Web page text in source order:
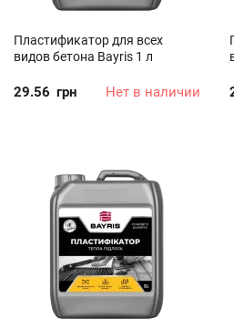
Пластификатор для всех
видов бетона Bayris 1 л
29.56 грн Нет в наличии